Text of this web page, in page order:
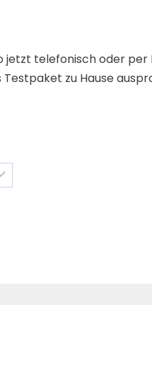
jetzt telefonisch oder per
zu Hause